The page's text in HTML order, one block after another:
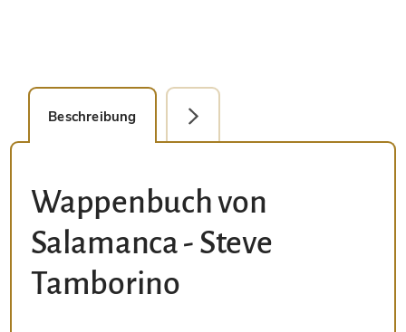
Beschreibung Faksimile-Editionen (1)
Wappenbuch von
Salamanca - Steve
Tamborino